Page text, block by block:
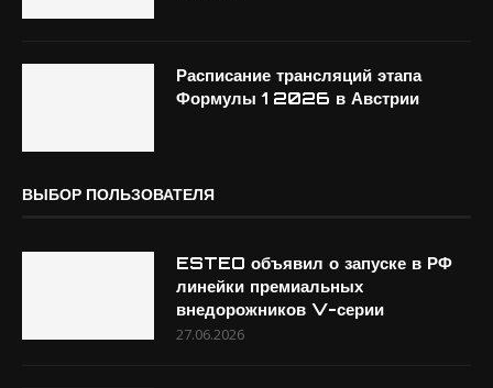
Расписание трансляций этапа
Формулы 1 2026 в Австрии
ВЫБОР ПОЛЬЗОВАТЕЛЯ
ESTEO объявил о запуске в РФ
линейки премиальных
внедорожников V-серии
27.06.2026